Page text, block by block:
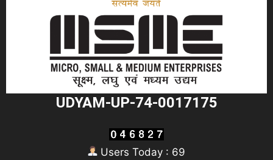
UDYAM-UP-74-0017175
Users Today : 69